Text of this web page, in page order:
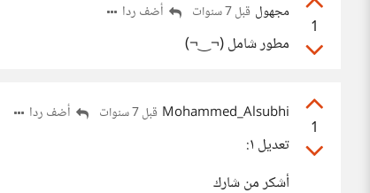
1
مجهول قبل 7 سنوات أضف ردا
مطور شامل (¬‿¬)
1
Mohammed_Alsubhi قبل 7 سنوات أضف ردا
تعديل ١:
أشكر من شارك